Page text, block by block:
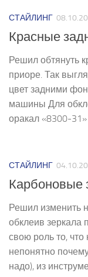
СТАЙЛИНГ
Красные
Решил обтянуть
приоре. Так
цвет задними
машины Для
оракал «8300-
СТАЙЛИНГ
Карбоновые
Решил изменить
обклеив зеркала
свою роль то, что
непонятно
надо), из